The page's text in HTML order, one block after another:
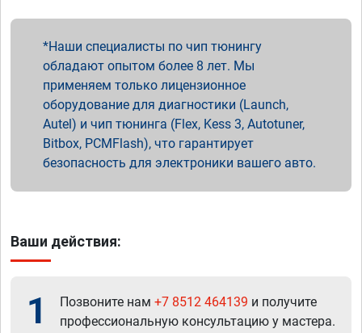
Наши специалисты по чип тюнингу
обладают опытом более 8 лет. Мы
применяем только лицензионное
оборудование для диагностики (Launch,
Autel) и чип тюнинга (Flex, Kess 3, Autotuner,
Bitbox, PCMFlash), что гарантирует
безопасность для электроники вашего авто.
Ваши действия:
1 Позвоните нам +7 8512 464139 и получите
профессиональную консультацию у мастера.